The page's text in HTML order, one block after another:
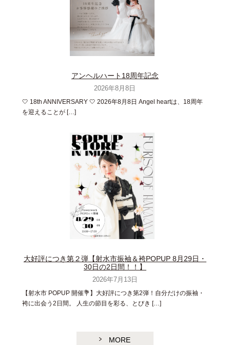
アンヘルハート18周年記念
2026年8月8日
🤍 18th ANNIVERSARY 🤍 2026年8月8日 Angel heartは、18周年
を迎えることが […]
大好評につき第２弾【射水市振袖＆袴POPUP 8月29日・
30日の2日間！！】
2026年7月13日
【射水市 POPUP 開催💐】大好評につき第2弾！自分だけの振袖・
袴に出会う2日間。 人生の節目を彩る、とびき […]
MORE